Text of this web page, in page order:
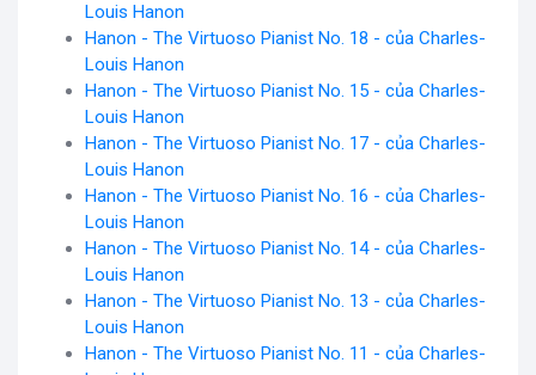
Louis Hanon
Hanon - The Virtuoso Pianist No. 18 - của Charles-
Louis Hanon
Hanon - The Virtuoso Pianist No. 15 - của Charles-
Louis Hanon
Hanon - The Virtuoso Pianist No. 17 - của Charles-
Louis Hanon
Hanon - The Virtuoso Pianist No. 16 - của Charles-
Louis Hanon
Hanon - The Virtuoso Pianist No. 14 - của Charles-
Louis Hanon
Hanon - The Virtuoso Pianist No. 13 - của Charles-
Louis Hanon
Hanon - The Virtuoso Pianist No. 11 - của Charles-